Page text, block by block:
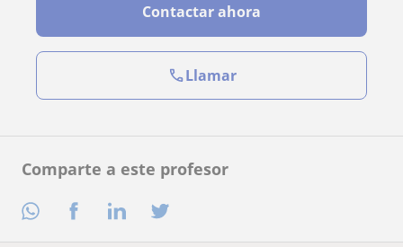
Comparte a este profesor
Contactar ahora
Llamar